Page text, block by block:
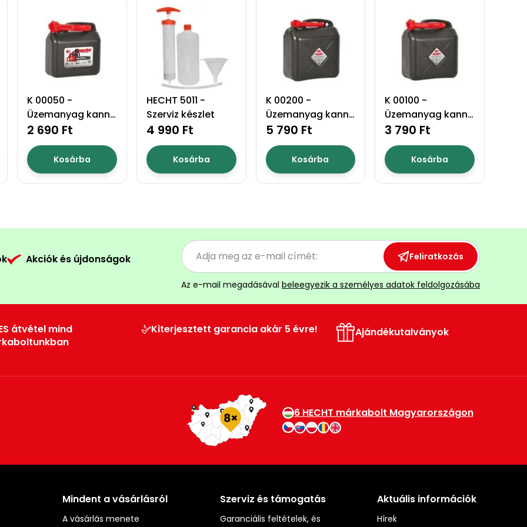
K 00050 -
Üzemanyag kanna
5l
2 690 Ft
Kosárba
HECHT 5011 -
Szerviz készlet
4 990 Ft
Kosárba
K 00200 -
Üzemanyag kanna
20l
5 790 Ft
Kosárba
K 00100 -
Üzemanyag kanna
10l
3 790 Ft
Kosárba
Akciók és újdonságok Feliratkozás
Az e-mail megadásával beleegyezik a személyes adatok feldolgozásába
átvétel mind
Kiterjesztett garancia akár 5 évre! Ajándékutalványok
6 HECHT márkabolt Magyarországon
Mindent a vásárlásról
A vásárlás menete
Szerviz és támogatás
Garanciális feltételek, és
Aktuális információk
Hírek